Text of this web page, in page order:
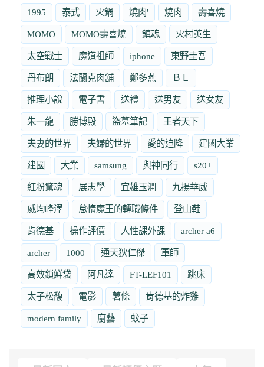
1995 泰式 火鍋 燒肉' 燒肉 壽喜燒
MOMO MOMO壽喜燒 鎮魂 火村英生
太空戰士 魔道祖師 iphone 東野圭吾
丹布朗 法蘭克肉舖 鄭多燕 ＢＬ
推理小說 電子書 送禮 送男友 送女友
朱一龍 勝博殿 盜墓筆記 王者天下
夫妻的世界 夫婦的世界 愛的迫降 建國大業
建國 大業 samsung 與神同行 s20+
紅粉驚魂 展志學 宜雄玉潤 九揚華威
威均峰澤 怠惰魔王的轉職條件 登山鞋
肯德基 操作評價 人性課外課 archer a6
archer 1000 通天狄仁傑 軍師
高效鎖鮮袋 阿凡達 FT-LEF101 跳床
太子松馥 電影 薯條 肯德基的炸雞
modern family 廚藝 蚊子